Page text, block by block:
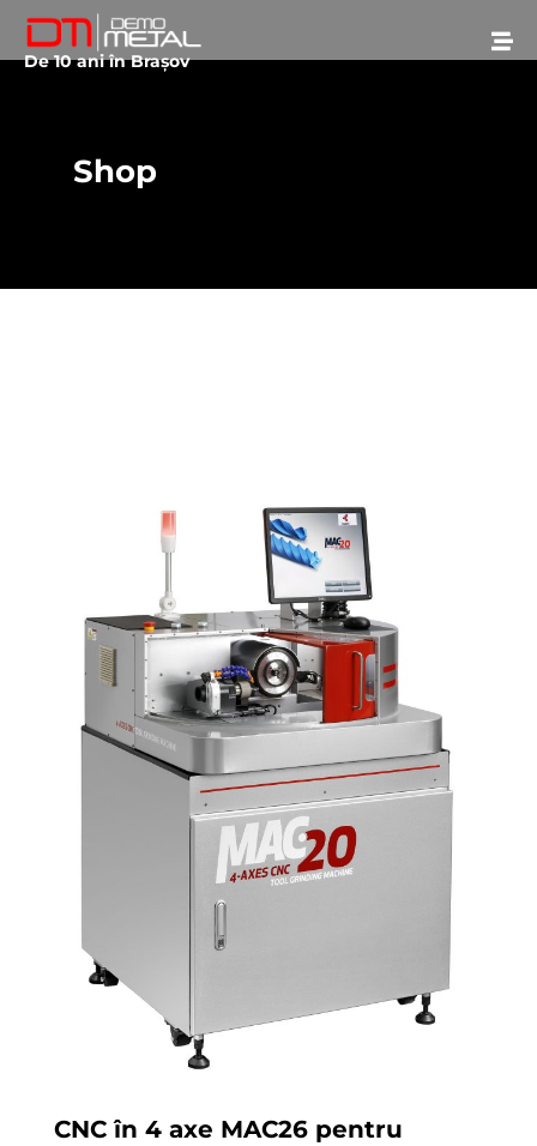
De 10 ani în Brașov
Shop
CNC în 4 axe MAC26 pentru